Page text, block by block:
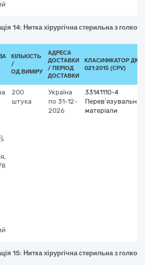
14: Нитка хірургічна стерильна з
КІЛЬКІСТЬ
/
ОД.ВИМІРУ
АДРЕСА
ДОСТАВКИ
/ ПЕРІОД
ДОСТАВКИ
КЛАСИФІКАТОР ДК
021:2015 (CPV)
8
200
штука
Україна
по 31-12-
2026
33141110-4
Перев’язувальні
матеріали
15: Нитка хірургічна стерильна з